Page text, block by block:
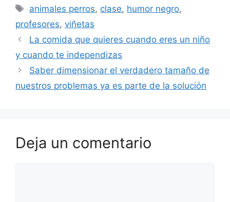
Etiquetas
animales perros, clase, humor negro,
profesores, viñetas
La comida que quieres cuando eres un niño
y cuando te independizas
Saber dimensionar el verdadero tamaño de
nuestros problemas ya es parte de la solución
Deja un comentario